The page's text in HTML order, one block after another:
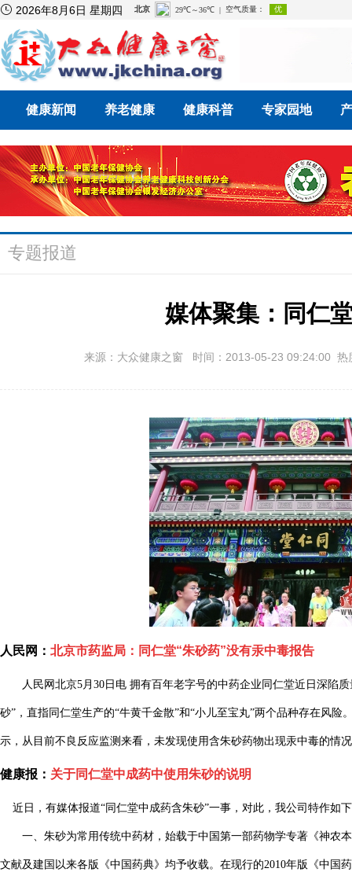
 2026年8月6日 星期四
健康新闻 养老健康 健康科普 专家园地
专题报道
媒体聚集：同仁
来源：大众健康之窗 时间：2013-05-23 09:24:00
人民网： 北京市药监局：同仁堂“朱砂药”没有汞中毒报告
人民网北京5月30日电 拥有百年老字号的中药企业同仁堂近日深陷质
砂”，直指同仁堂生产的“牛黄千金散”和“小儿至宝丸”两个品种存在风
示，从目前不良反应监测来看，未发现使用含朱砂药物出现汞中毒的情
健康报： 关于同仁堂中成药中使用朱砂的说明
近日，有媒体报道“同仁堂中成药含朱砂”一事，对此，我公司特作如
一、朱砂为常用传统中药材，始载于中国第一部药物学专著《神农本
文献及建国以来各版《中国药典》均予收载。在现行的2010年版《中国